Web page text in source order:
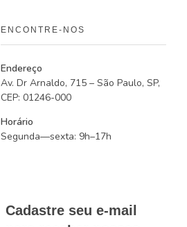
ENCONTRE-NOS
Endereço
Av. Dr Arnaldo, 715 – São Paulo, SP,
CEP: 01246-000
Horário
Segunda—sexta: 9h–17h
Cadastre seu e-mail